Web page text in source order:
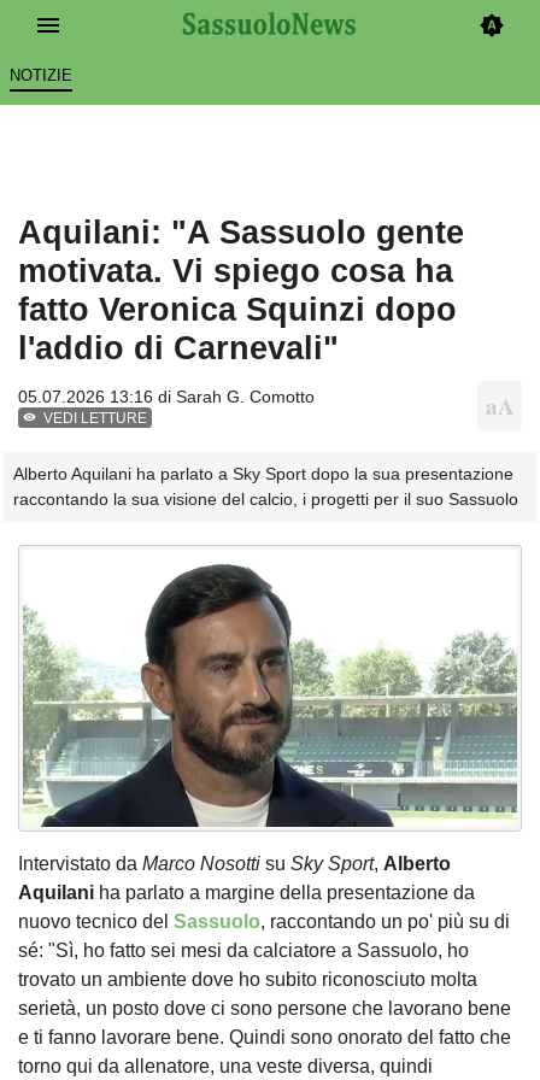
NOTIZIE
Aquilani: "A Sassuolo gente
motivata. Vi spiego cosa ha
fatto Veronica Squinzi dopo
l'addio di Carnevali"
05.07.2026 13:16 di Sarah G. Comotto
VEDI LETTURE
Alberto Aquilani ha parlato a Sky Sport dopo la sua presentazione
raccontando la sua visione del calcio, i progetti per il suo Sassuolo
Intervistato da Marco Nosotti su Sky Sport, Alberto
Aquilani ha parlato a margine della presentazione da
nuovo tecnico del Sassuolo, raccontando un po' più su di
sé: "Sì, ho fatto sei mesi da calciatore a Sassuolo, ho
trovato un ambiente dove ho subito riconosciuto molta
serietà, un posto dove ci sono persone che lavorano bene
e ti fanno lavorare bene. Quindi sono onorato del fatto che
torno qui da allenatore, una veste diversa, quindi